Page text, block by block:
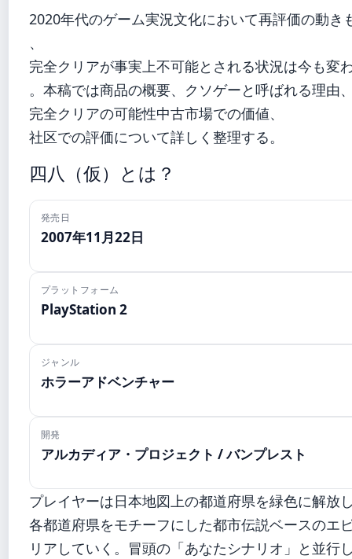
2020年代のゲーム実況文化において再評価の動き
、
完全クリアが事実上不可能とされる状況は今も変
。本稿では商品の概要、クソゲーと呼ばれる理由
完全クリアの可能性中古市場での価値、
社区での評価について詳しく整理する。
四八（仮）とは？
発売日
2007年11月22日
プラットフォーム
PlayStation 2
ジャンル
ホラーアドベンチャー
開発
アルカディア・プロジェクト / バンプレスト
プレイヤーは日本地図上の都道府県を緑色に解放
各都道府県をモチーフにした都市伝説ベースのエ
リアしていく。冒頭の「あなたシナリオ」と並行